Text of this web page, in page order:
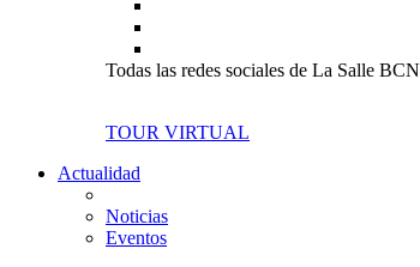
Todas las redes sociales de La Salle BCN
TOUR VIRTUAL
Actualidad
Noticias
Eventos